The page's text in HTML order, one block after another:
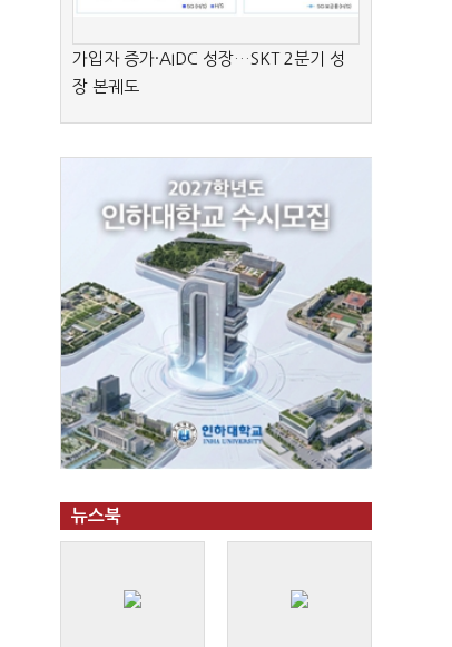
가입자 증가·AIDC 성장…SKT 2분기 성
장 본궤도
뉴스북